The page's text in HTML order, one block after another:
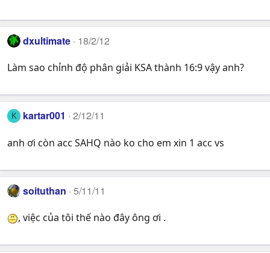
dxultimate 18/2/12
Làm sao chỉnh độ phân giải KSA thành 16:9 vậy anh?
K kartar001 2/12/11
anh ơi còn acc SAHQ nào ko cho em xin 1 acc vs
soituthan 5/11/11
, việc của tôi thế nào đây ông ơi .